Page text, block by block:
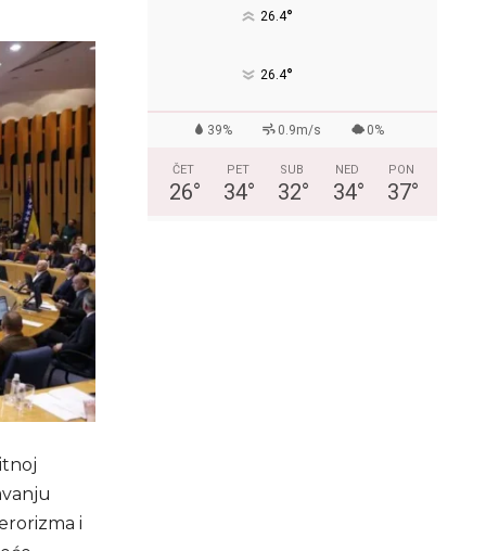
i
26.4°
26.4°
39% 0.9m/s 0%
ČET
26°
PET
34°
SUB
32°
NED
34°
PON
37°